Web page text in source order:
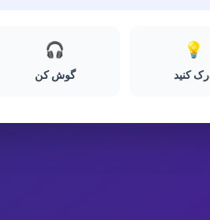
🎧
گوش کن
💡
کنید